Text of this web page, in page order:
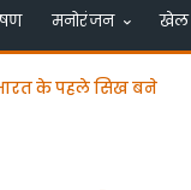
मनोरंजन खेल
भारत के पहले सिख बने